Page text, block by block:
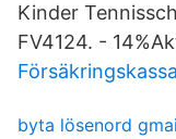
Kinder
FV4124. -
byta lösenord